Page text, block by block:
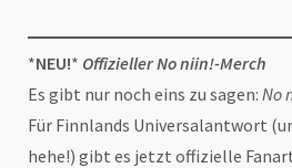
*NEU!* Offizieller No niin!-Merch
Es gibt nur noch eins zu sagen: No
Für Finnlands Universalantwort
hehe!) gibt es jetzt offizielle